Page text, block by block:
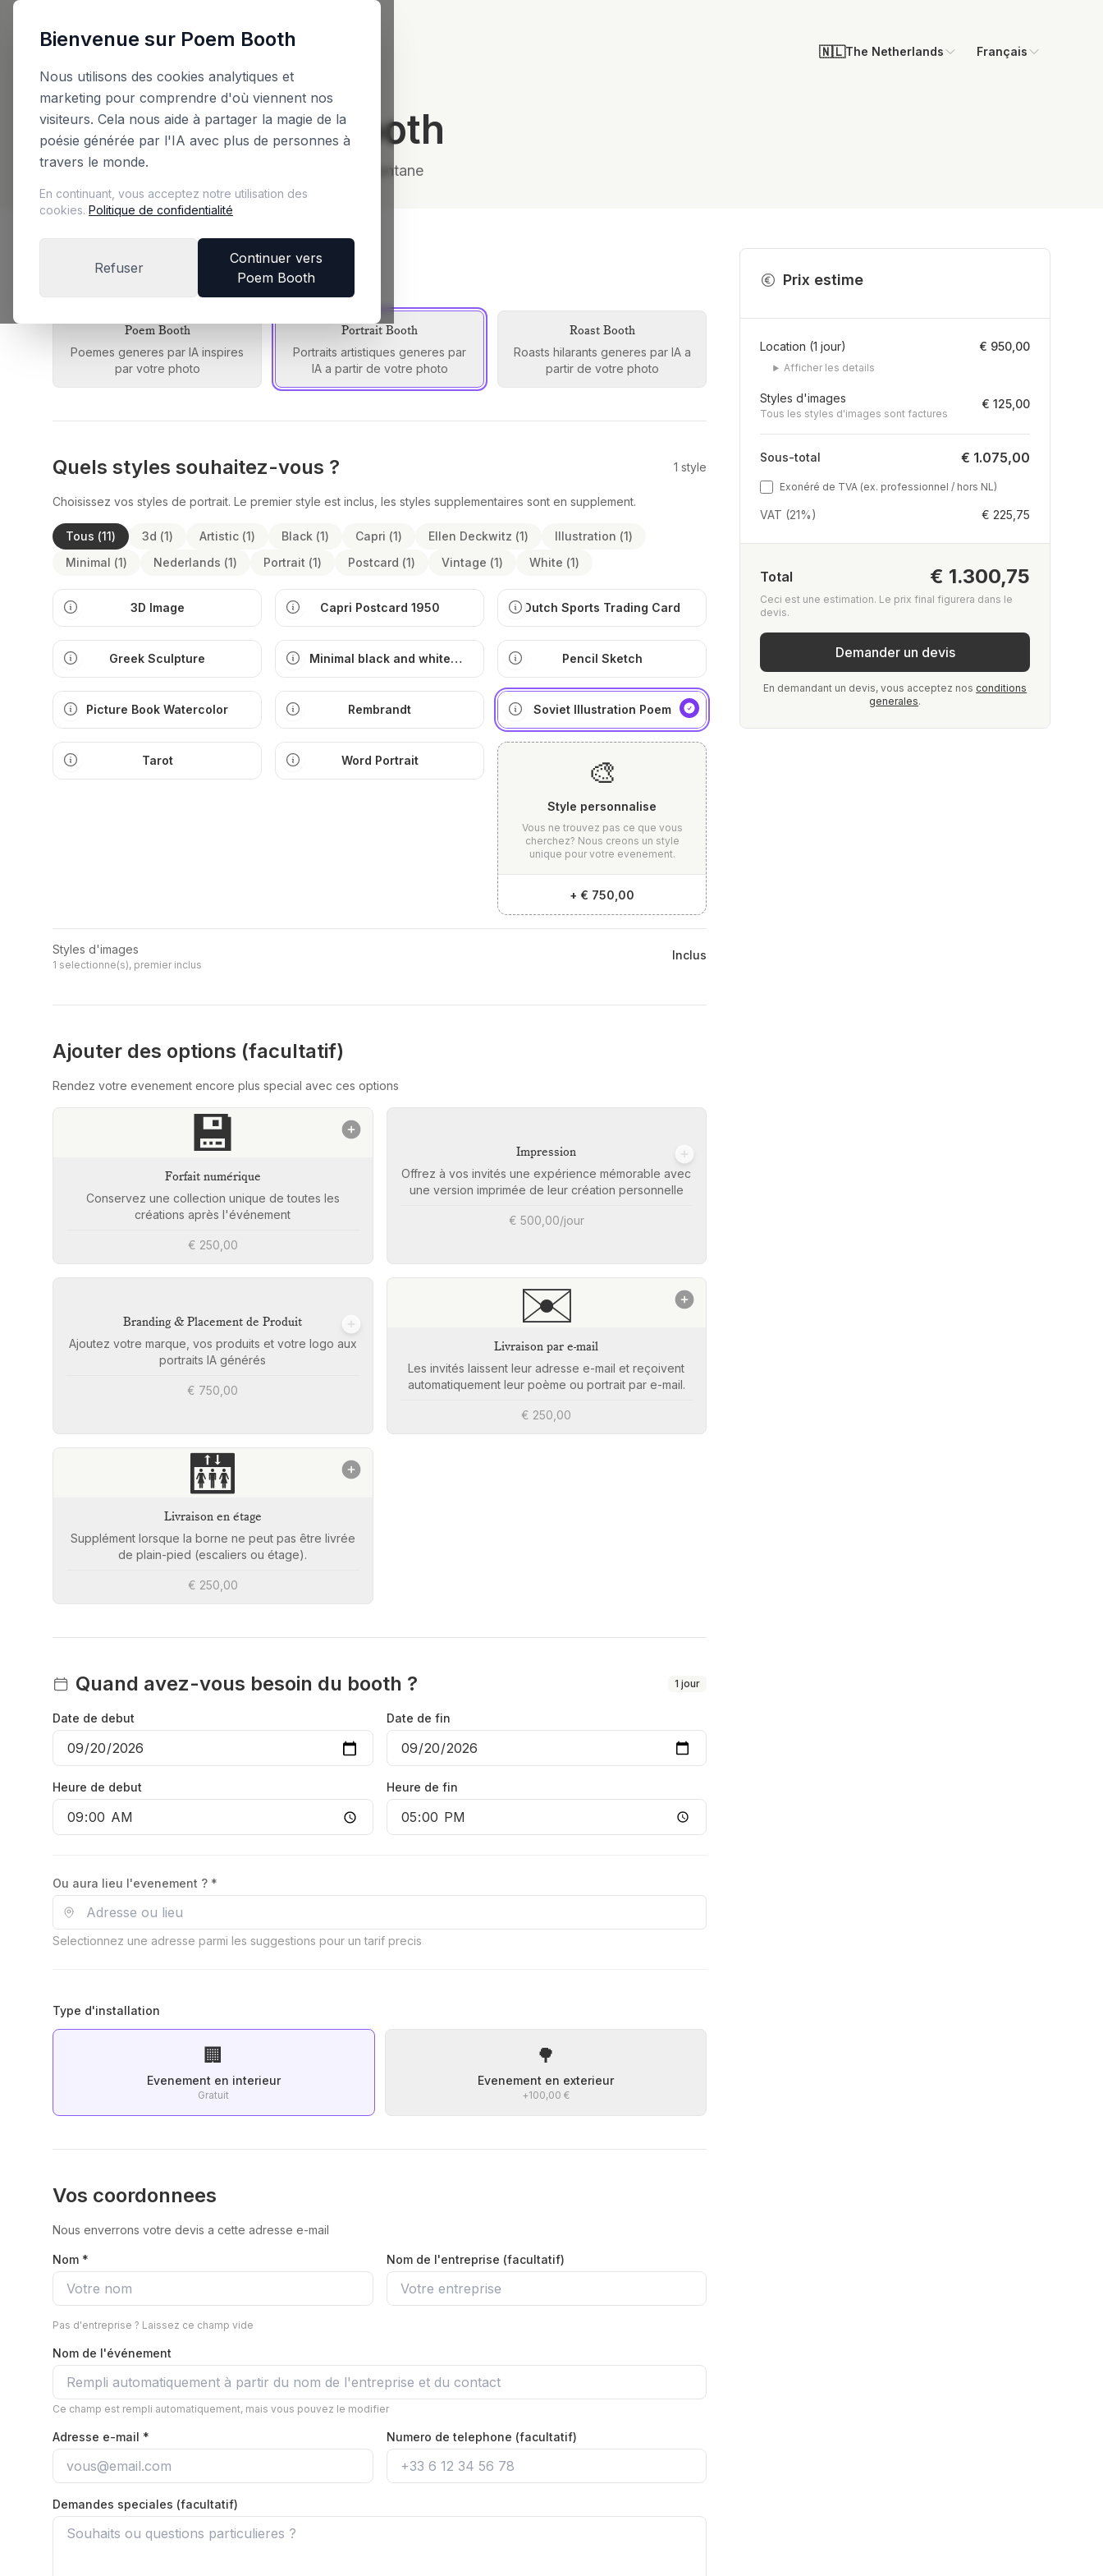
Bienvenue sur Poem Booth
Nous utilisons des cookies analytiques et
marketing pour comprendre d'où viennent nos
visiteurs. Cela nous aide à partager la magie de la
poésie générée par l'IA avec plus de personnes à
travers le monde.
En continuant, vous acceptez notre utilisation des
cookies. Politique de confidentialité
Refuser
Continuer vers
Poem Booth
🇳🇱The Netherlands Français
Planifiez votre Booth
Configurez votre booth et obtenez un devis instantane
Choisissez votre edition de booth
Poem Booth
Poemes generes par IA inspires
par votre photo
Portrait Booth
Portraits artistiques generes par
IA a partir de votre photo
Roast Booth
Roasts hilarants generes par IA a
partir de votre photo
Quels styles souhaitez-vous ? 1 style
Choisissez vos styles de portrait. Le premier style est inclus, les styles supplementaires sont en supplement.
Tous (11) 3d (1) Artistic (1) Black (1) Capri (1) Ellen Deckwitz (1) Illustration (1)
Minimal (1) Nederlands (1) Portrait (1) Postcard (1) Vintage (1) White (1)
3D Image Capri Postcard 1950 Dutch Sports Trading Card
Greek Sculpture
Minimal black and white
illustration
Pencil Sketch
Picture Book Watercolor Rembrandt Soviet Illustration Poem
Tarot Word Portrait 🎨
Style personnalise
Vous ne trouvez pas ce que vous
cherchez? Nous creons un style
unique pour votre evenement.
+ € 750,00
Styles d'images
1 selectionne(s), premier inclus
Inclus
Ajouter des options (facultatif)
Rendez votre evenement encore plus special avec ces options
💾
Forfait numérique
Conservez une collection unique de toutes les
créations après l'événement
€ 250,00
Impression
Offrez à vos invités une expérience mémorable avec
une version imprimée de leur création personnelle
€ 500,00/jour
Branding & Placement de Produit
Ajoutez votre marque, vos produits et votre logo aux
portraits IA générés
€ 750,00
✉️
Livraison par e-mail
Les invités laissent leur adresse e-mail et reçoivent
automatiquement leur poème ou portrait par e-mail.
€ 250,00
🛗
Livraison en étage
Supplément lorsque la borne ne peut pas être livrée
de plain-pied (escaliers ou étage).
€ 250,00
Quand avez-vous besoin du booth ? 1 jour
Date de debut Date de fin
Heure de debut Heure de fin
Ou aura lieu l'evenement ? *
Selectionnez une adresse parmi les suggestions pour un tarif precis
Type d'installation
🏢
Evenement en interieur
Gratuit
🌳
Evenement en exterieur
+100,00 €
Vos coordonnees
Nous enverrons votre devis a cette adresse e-mail
Nom * Nom de l'entreprise (facultatif)
Pas d'entreprise ? Laissez ce champ vide
Nom de l'événement
Ce champ est rempli automatiquement, mais vous pouvez le modifier
Adresse e-mail * Numero de telephone (facultatif)
Demandes speciales (facultatif)
Prix estime
Location (1 jour) € 950,00
Afficher les details
Styles d'images
Tous les styles d'images sont factures
€ 125,00
Sous-total € 1.075,00
Exonéré de TVA (ex. professionnel / hors NL)
VAT (21%) € 225,75
Total € 1.300,75
Ceci est une estimation. Le prix final figurera dans le
devis.
Demander un devis
En demandant un devis, vous acceptez nos conditions
generales.